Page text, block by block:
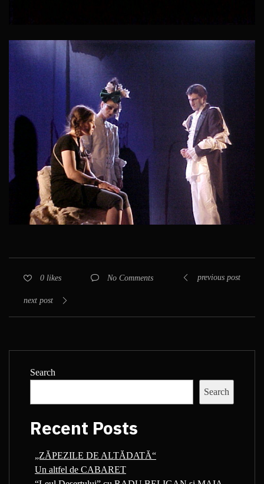
0 likes No Comments previous post
next post
Search
Search
Recent Posts
„ZĂPEZILE DE ALTĂDATĂ“
Un altfel de CABARET